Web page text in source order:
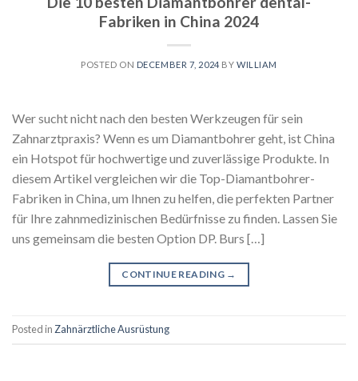
Fabriken in China 2024
POSTED ON DECEMBER 7, 2024 BY WILLIAM
Wer sucht nicht nach den besten Werkzeugen für sein
Zahnarztpraxis? Wenn es um Diamantbohrer geht, ist China
ein Hotspot für hochwertige und zuverlässige Produkte. In
diesem Artikel vergleichen wir die Top-Diamantbohrer-
Fabriken in China, um Ihnen zu helfen, die perfekten Partner
für Ihre zahnmedizinischen Bedürfnisse zu finden. Lassen Sie
uns gemeinsam die besten Option DP. Burs […]
CONTINUE READING →
Posted in Zahnärztliche Ausrüstung